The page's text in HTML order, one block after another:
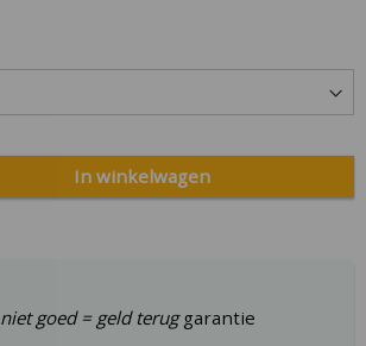
In winkelwagen
niet goed = geld teruggarantie